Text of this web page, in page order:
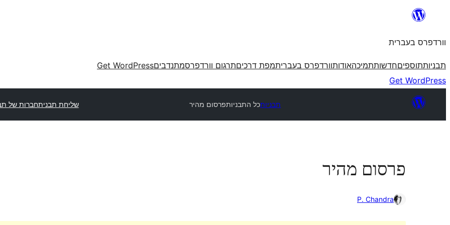
וורדפרס בעברית
תבניותתוספיםחדשותתמיכהאודותוורדפרס בעבריתמפת דרכיםתרגום וורדפרסמתנדביםGet WordPress
Get WordPress
תבניותכל התבניותפרסום מהיר שליחת תבניתחברות של
פרסום מהיר
P. Chandra